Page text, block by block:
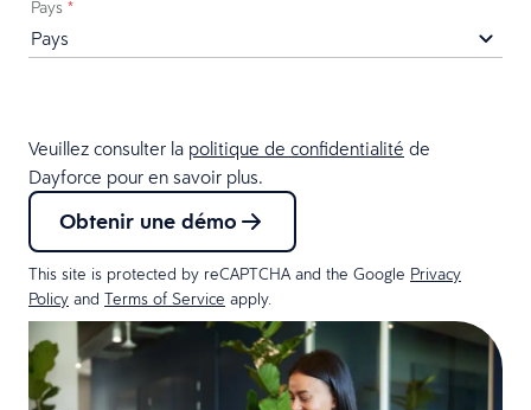
Pays *
Veuillez consulter la politique de confidentialité de
Dayforce pour en savoir plus.
Obtenir une démo
This site is protected by reCAPTCHA and the Google Privacy
Policy and Terms of Service apply.